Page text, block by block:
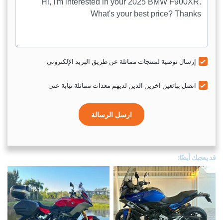
إرسال توصية لمنتجات مماثلة عن طريق البريد الإلكتروني
اتصل ببائعين آخرين الذين لديهم معدات مماثلة نيابة عني
ارسل الرسالة
قد يعجبك أيضًا: